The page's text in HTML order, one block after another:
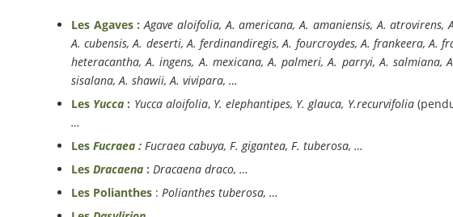
Les Agaves : Agave aloifolia, A. americana, A. amaniensis, A. atrovirens,
A. cubensis, A. deserti, A. ferdinandiregis, A. fourcroydes, A. frankeera, A.
heteracantha, A. ingens, A. mexicana, A. palmeri, A. parryi, A. salmiana,
sisalana, A. shawii, A. vivipara, …
Les Yucca : Yucca aloifolia, Y. elephantipes, Y. glauca, Y.recurvifolia
…
Les Fucraea : Fucraea cabuya, F. gigantea, F. tuberosa, …
Les Dracaena : Dracaena draco, …
Les Polianthes : Polianthes tuberosa, …